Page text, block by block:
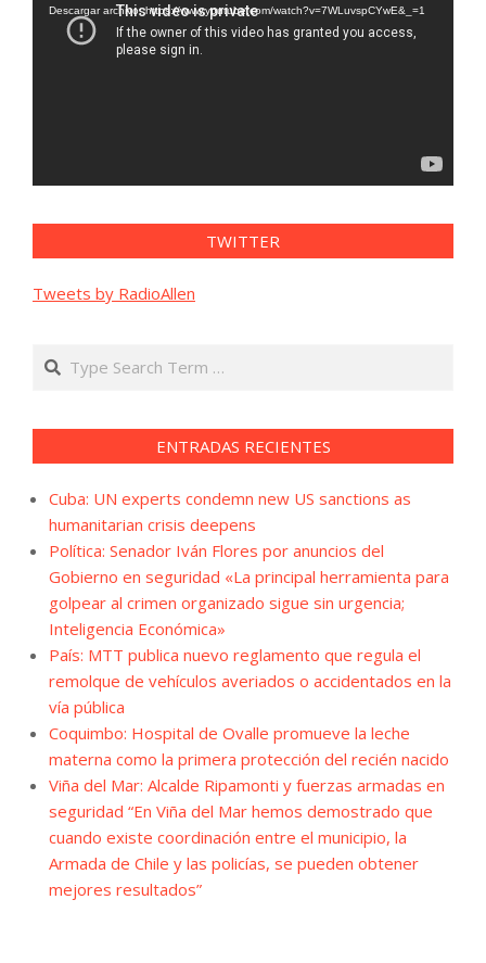
vídeo
Descargar archivo: https://www.youtube.com/watch?v=7WLuvspCYwE&_=1
TWITTER
Tweets by RadioAllen
Search
ENTRADAS RECIENTES
Cuba: UN experts condemn new US sanctions as
humanitarian crisis deepens
Política: Senador Iván Flores por anuncios del
Gobierno en seguridad «La principal herramienta para
golpear al crimen organizado sigue sin urgencia;
Inteligencia Económica»
País: MTT publica nuevo reglamento que regula el
remolque de vehículos averiados o accidentados en la
vía pública
Coquimbo: Hospital de Ovalle promueve la leche
materna como la primera protección del recién nacido
Viña del Mar: Alcalde Ripamonti y fuerzas armadas en
seguridad “En Viña del Mar hemos demostrado que
cuando existe coordinación entre el municipio, la
Armada de Chile y las policías, se pueden obtener
mejores resultados”